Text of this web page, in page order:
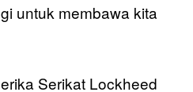
untuk membawa kita
Serikat Lockheed